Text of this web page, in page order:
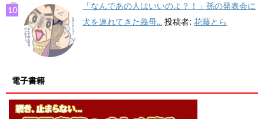
「なんであの人はいいのよ？！」孫の発表会に
犬を連れてきた義母... 投稿者: 花藤とら
電子書籍